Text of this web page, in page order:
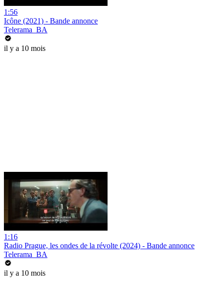
1:56
Icône (2021) - Bande annonce
Telerama_BA
il y a 10 mois
1:16
Radio Prague, les ondes de la révolte (2024) - Bande annonce
Telerama_BA
il y a 10 mois